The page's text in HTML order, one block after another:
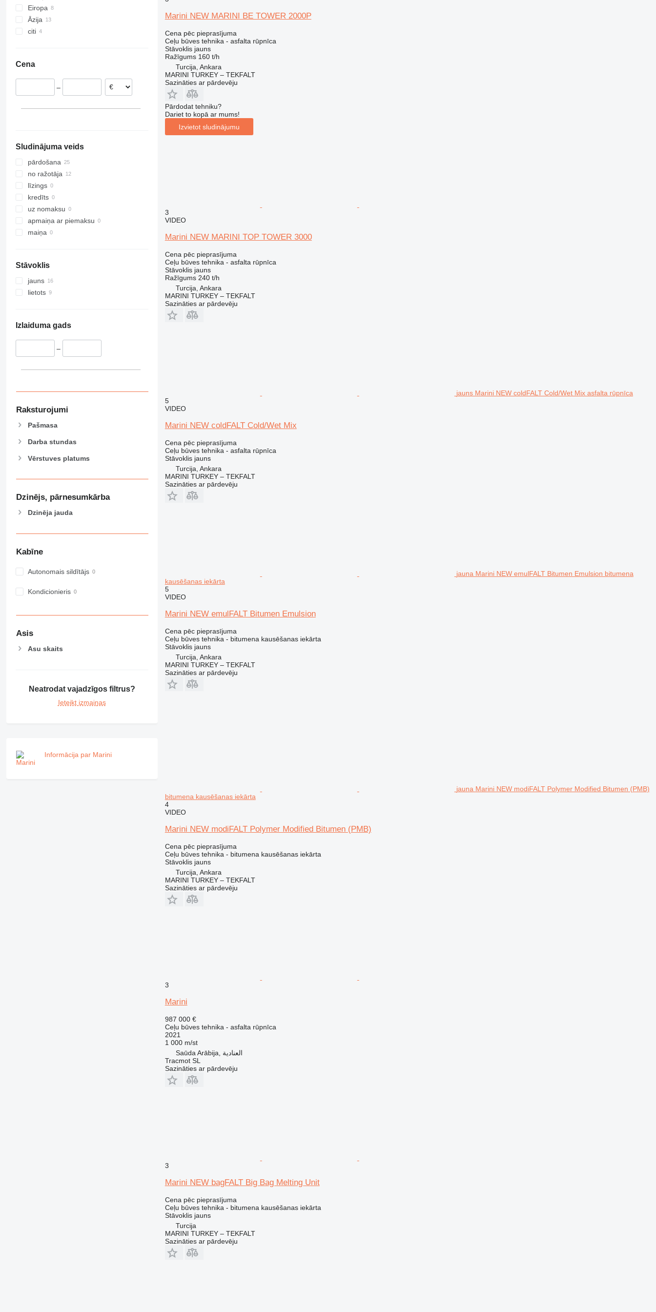
Eiropa
Āzija
citi
Cena
–
Sludinājuma veids
pārdošana
no ražotāja
līzings
kredīts
uz nomaksu
apmaiņa ar piemaksu
maiņa
Stāvoklis
jauns
lietots
Izlaiduma gads
–
Raksturojumi
Pašmasa
Darba stundas
Vērstuves platums
Dzinējs, pārnesumkārba
Dzinēja jauda
Kabīne
Autonomais sildītājs
Kondicionieris
Asis
Asu skaits
Neatrodat vajadzīgos filtrus?
Ieteikt izmaiņas
Informācija par Marini
Marini NEW MARINI BE TOWER 2000P
Cena pēc pieprasījuma
Ceļu būves tehnika - asfalta rūpnīca
Stāvoklisjauns
Ražīgums 160 t/h
Turcija, Ankara
MARINI TURKEY – TEKFALT
Sazināties ar pārdevēju
Pārdodat tehniku?
Dariet to kopā ar mums!
Izvietot sludinājumu
3
VIDEO
Marini NEW MARINI TOP TOWER 3000
Cena pēc pieprasījuma
Ceļu būves tehnika - asfalta rūpnīca
Stāvoklisjauns
Ražīgums 240 t/h
Turcija, Ankara
MARINI TURKEY – TEKFALT
Sazināties ar pārdevēju
jauns Marini NEW coldFALT Cold/Wet Mix asfalta rūpnīca
5
VIDEO
Marini NEW coldFALT Cold/Wet Mix
Cena pēc pieprasījuma
Ceļu būves tehnika - asfalta rūpnīca
Stāvoklisjauns
Turcija, Ankara
MARINI TURKEY – TEKFALT
Sazināties ar pārdevēju
jauna Marini NEW emulFALT Bitumen Emulsion bitumena
kausēšanas iekārta
5
VIDEO
Marini NEW emulFALT Bitumen Emulsion
Cena pēc pieprasījuma
Ceļu būves tehnika - bitumena kausēšanas iekārta
Stāvoklisjauns
Turcija, Ankara
MARINI TURKEY – TEKFALT
Sazināties ar pārdevēju
jauna Marini NEW modiFALT Polymer Modified Bitumen (PMB)
bitumena kausēšanas iekārta
4
VIDEO
Marini NEW modiFALT Polymer Modified Bitumen (PMB)
Cena pēc pieprasījuma
Ceļu būves tehnika - bitumena kausēšanas iekārta
Stāvoklisjauns
Turcija, Ankara
MARINI TURKEY – TEKFALT
Sazināties ar pārdevēju
3
Marini
987 000 €
Ceļu būves tehnika - asfalta rūpnīca
2021
1 000 m/st
Saūda Arābija, العنادية
Tracmot SL
Sazināties ar pārdevēju
3
Marini NEW bagFALT Big Bag Melting Unit
Cena pēc pieprasījuma
Ceļu būves tehnika - bitumena kausēšanas iekārta
Stāvoklisjauns
Turcija
MARINI TURKEY – TEKFALT
Sazināties ar pārdevēju